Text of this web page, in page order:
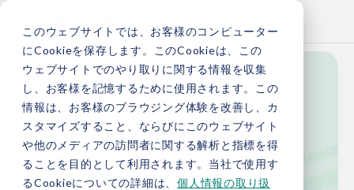
このウェブサイトでは、お客様のコンピューター
にCookieを保存します。このCookieは、この
ウェブサイトでのやり取りに関する情報を収集
し、お客様を記憶するために使用されます。この
情報は、お客様のブラウジング体験を改善し、カ
スタマイズすること、ならびにこのウェブサイト
や他のメディアの訪問者に関する解析と指標を得
ることを目的として利用されます。当社で使用す
るCookieについての詳細は、 個人情報の取り扱
Knowledge
お役立ち情報